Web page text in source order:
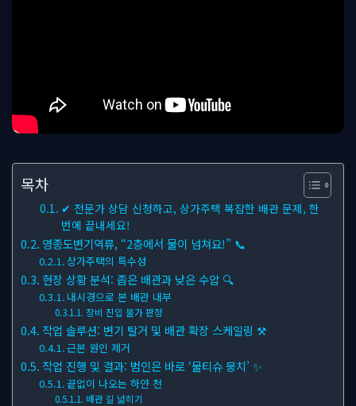
목차
✔ 전문가 상담 신청하고, 상가주택 복잡한 배관 문제, 한
번에 끝내세요!
영종도변기역류, “2층에서 물이 넘쳐요!” 📞
상가주택의 특수성
현장 상황 분석: 좁은 배관과 낮은 수압 🔍
내시경으로 본 배관 내부
장비 진입 불가 판정
작업 솔루션: 변기 탈거 및 배관 확장 스케일링 ⚒
근본 원인 제거
작업 진행 및 결과: 범인은 바로 ‘물티슈 뭉치’ ✨
끝없이 나오는 하얀 천
배관 길 넓히기